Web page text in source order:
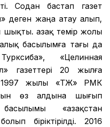
Содан бастап газет
деген жаңа атау алып,
Қазақ темір жолы
басылымға тағы да
«Целинная
газеттері 20 жылға
жылы «ҚТЖ» РМК
өз алдына шығып
«Қазақстан
біріктірілді. 2016